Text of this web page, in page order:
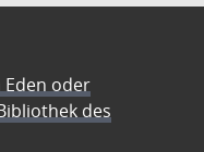
Eden oder
des